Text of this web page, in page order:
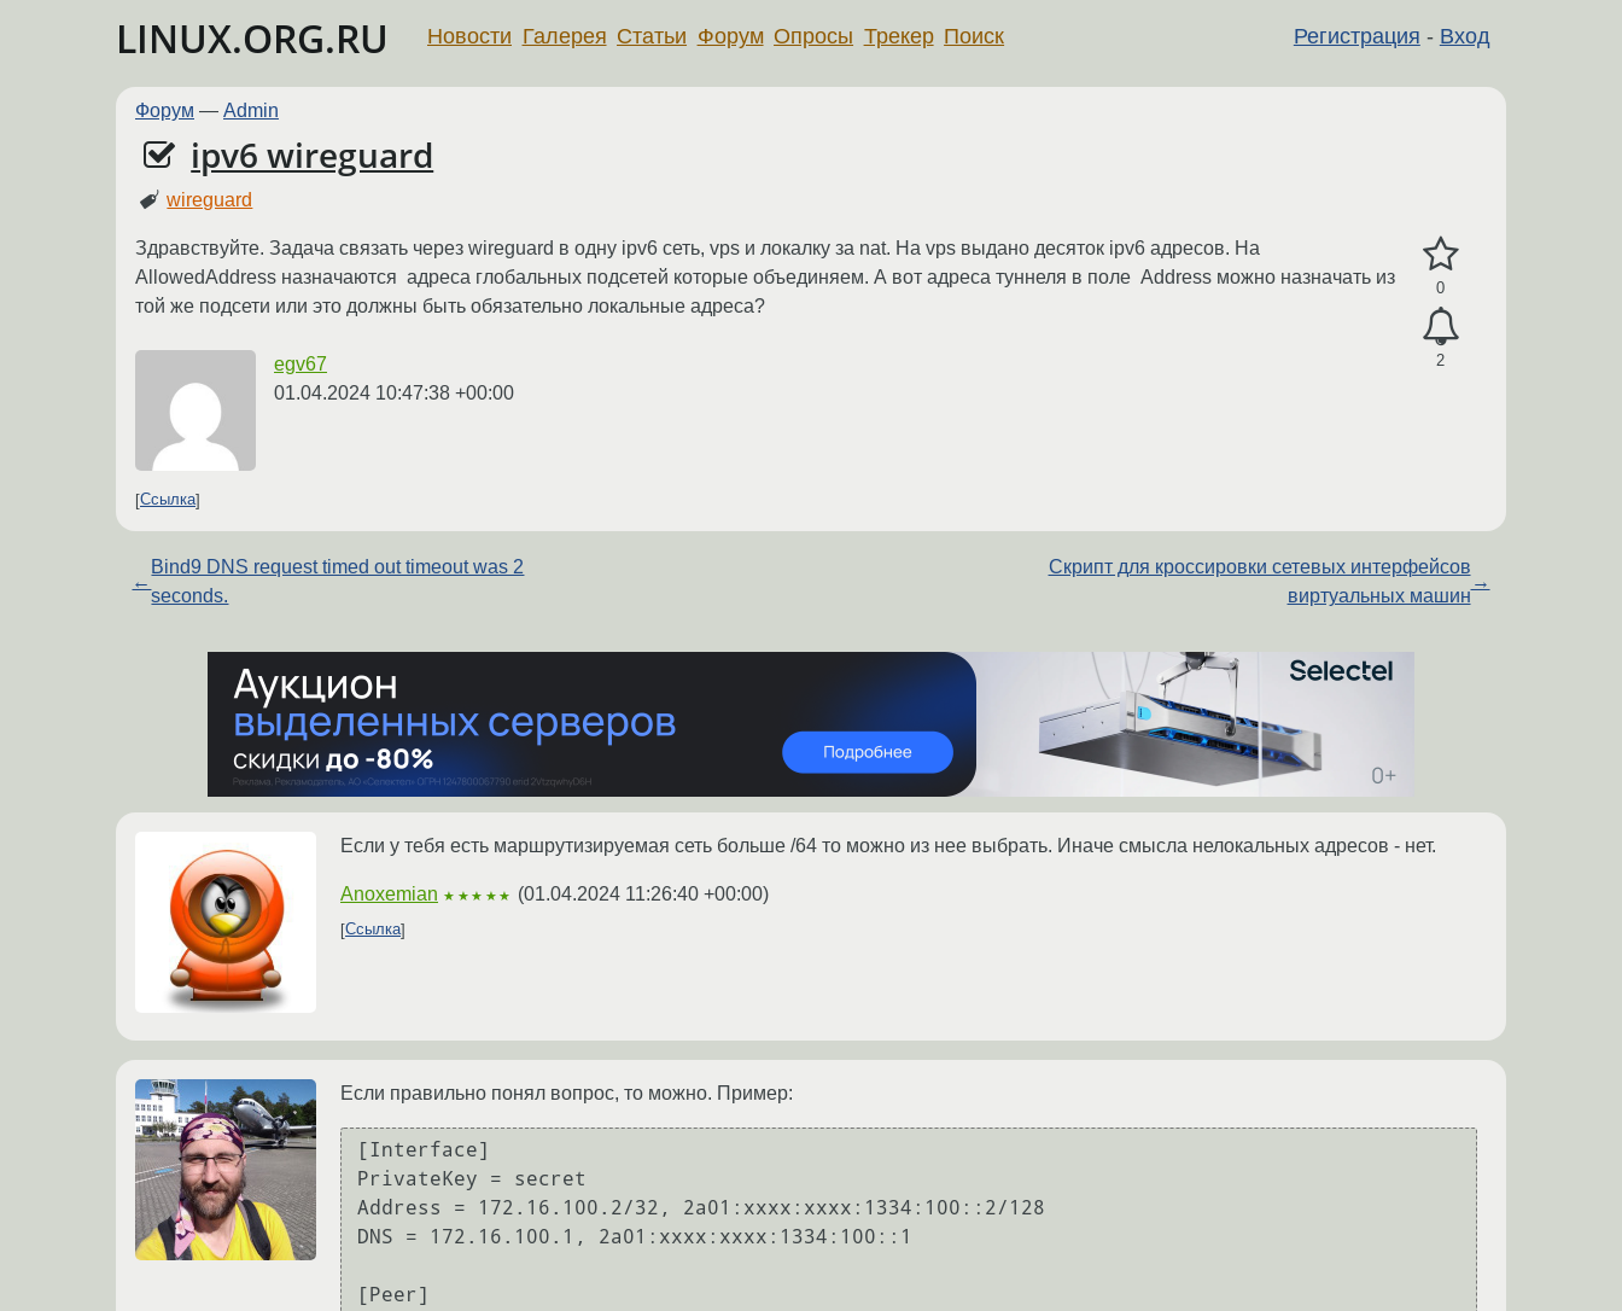
LINUX.ORG.RU Регистрация - Вход
Новости Галерея Статьи Форум Опросы Трекер Поиск
Форум — Admin
ipv6 wireguard
wireguard
0
2
Здравствуйте. Задача связать через wireguard в одну ipv6 сеть, vps и локалку за nat. На vps выдано десяток ipv6 адресов. На
AllowedAddress назначаются адреса глобальных подсетей которые объединяем. А вот адреса туннеля в поле Address можно назначать из
той же подсети или это должны быть обязательно локальные адреса?
egv67
01.04.2024 10:47:38 +00:00
Ссылка
←
Bind9 DNS request timed out timeout was 2
seconds.
Скрипт для кроссировки сетевых интерфейсов
виртуальных машин
→
Если у тебя есть маршрутизируемая сеть больше /64 то можно из нее выбрать. Иначе смысла нелокальных адресов - нет.
Anoxemian ★★★★★ (01.04.2024 11:26:40 +00:00)
Ссылка
Если правильно понял вопрос, то можно. Пример:
[Interface]
PrivateKey = secret
Address = 172.16.100.2/32, 2a01:xxxx:xxxx:1334:100::2/128
DNS = 172.16.100.1, 2a01:xxxx:xxxx:1334:100::1
[Peer]